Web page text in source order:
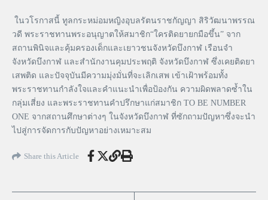
ในวโรกาสนี้ ทูลกระหม่อมหญิงอุบลรัตนราชกัญญา สิริวัฒนาพรรณ
วดี พระราชทานพระอนุญาตให้สมาชิก“ใครติดยายกมือขึ้น” จาก
สถานพินิจและคุ้มครองเด็กและเยาวชนจังหวัดบึงกาฬ เรือนจำ
จังหวัดบึงกาฬ และสำนักงานคุมประพฤติ จังหวัดบึงกาฬ ซึ่งเคยติดยา
เสพติด และปัจจุบันมีความมุ่งมั่นที่จะเลิกเสพ เข้าเฝ้าพร้อมทั้ง
พระราชทานกำลังใจและคำแนะนำเพื่อป้องกัน ความผิดพลาดซ้ำใน
กลุ่มเสี่ยง และพระราชทานคำปรึกษาแก่สมาชิก TO BE NUMBER
ONE จากสถานศึกษาต่างๆ ในจังหวัดบึงกาฬ ที่ซักถามปัญหาซึ่งจะนำ
ไปสู่การจัดการกับปัญหาอย่างเหมาะสม
Share this Article